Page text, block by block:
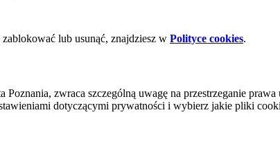
lub usunąć, znajdziesz w Polityce cookies.
zwraca szczególną uwagę na przestrzeganie
dotyczącymi prywatności i wybierz jakie pliki